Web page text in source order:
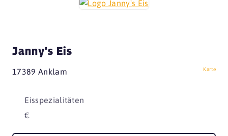
Janny's Eis
17389 Anklam Karte
Eisspezialitäten
€